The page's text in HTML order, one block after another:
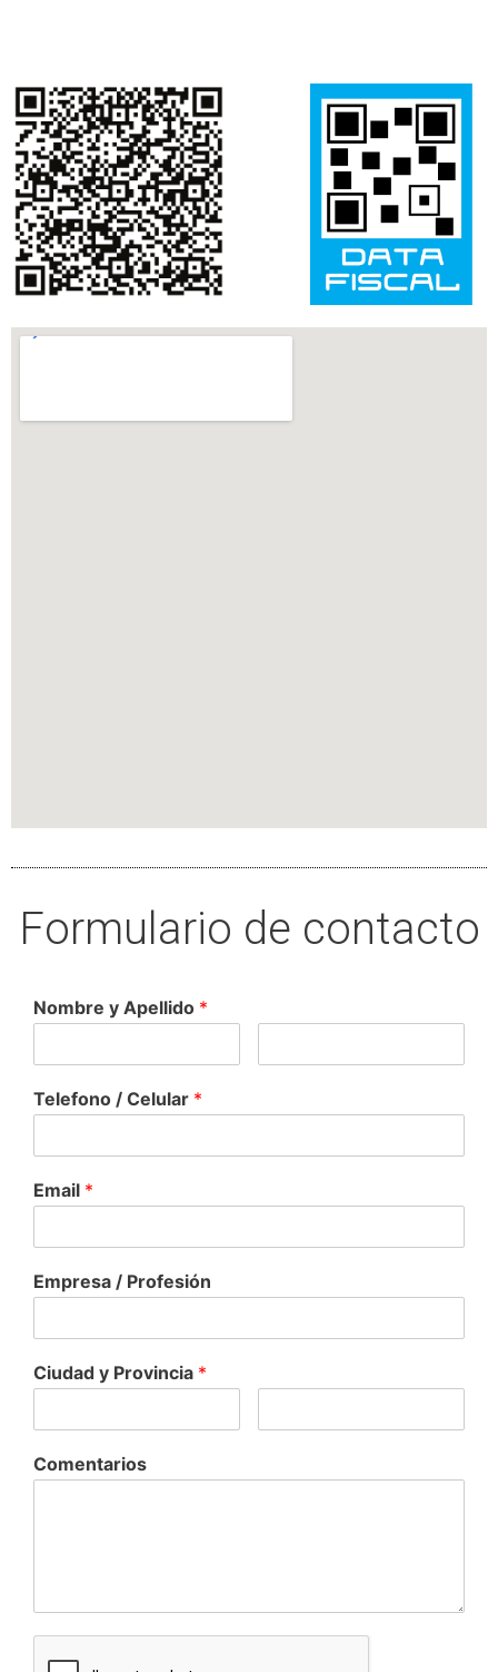
Formulario de contacto
Nombre y Apellido *
Telefono / Celular *
Email *
Empresa / Profesión
Ciudad y Provincia *
Comentarios